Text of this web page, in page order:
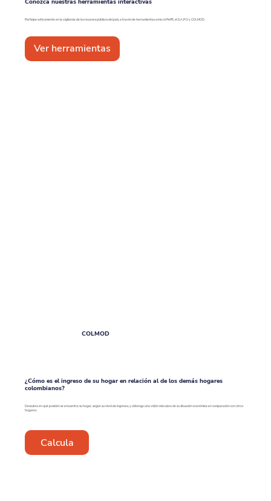
Participe activamente en la vigilancia de los recursos públicos del país, a través de herramientas como el PePE, el S.A.P.O y COLMOD.
Ver herramientas
COLMOD
¿Cómo es el ingreso de su hogar en relación al de los demás hogares
colombianos?
Descubra en qué posición se encuentra su hogar, según su nivel de ingresos, y obtenga una visión más clara de su situación económica en comparación con otros
hogares.
Calcula